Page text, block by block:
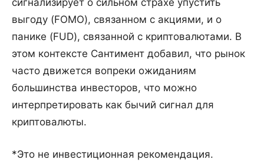
выгоду (FOMO), связанном с акциями, и о
панике (FUD), связанной с криптовалютами. В
этом контексте Сантимент добавил, что рынок
часто движется вопреки ожиданиям
большинства инвесторов, что можно
интерпретировать как бычий сигнал для
криптовалюты.
*Это не инвестиционная рекомендация.